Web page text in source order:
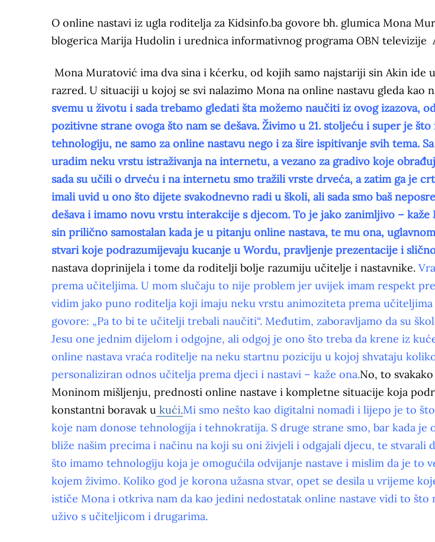
O online nastavi iz ugla roditelja za Kidsinfo.ba govore bh. glumica Mona
blogerica Marija Hudolin i urednica informativnog programa OBN televizije
Mona Muratović ima dva sina i kćerku, od kojih samo najstariji sin Akin ide
razred. U situaciji u kojoj se svi nalazimo Mona na online nastavu gleda kao
svemu u životu i sada trebamo gledati šta možemo naučiti iz ovog izazova,
pozitivne strane ovoga što nam se dešava. Živimo u 21. stoljeću i super je što
tehnologiju, ne samo za online nastavu nego i za šire ispitivanje svih tema.
uradim neku vrstu istraživanja na internetu, a vezano za gradivo koje
sada su učili o drveću i na internetu smo tražili vrste drveća, a zatim ga je
imali uvid u ono što dijete svakodnevno radi u školi, ali sada smo baš
dešava i imamo novu vrstu interakcije s djecom. To je jako zanimljivo –
sin prilično samostalan kada je u pitanju online nastava, te mu ona,
stvari koje podrazumijevaju kucanje u Wordu, pravljenje prezentacije i
nastava doprinijela i tome da roditelji bolje razumiju učitelje i nastavnike.
prema učiteljima. U mom slučaju to nije problem jer uvijek imam respekt
vidim jako puno roditelja koji imaju neku vrstu animoziteta prema učiteljima
govore: „Pa to bi te učitelji trebali naučiti“. Međutim, zaboravljamo da su
Jesu one jednim dijelom i odgojne, ali odgoj je ono što treba da krene iz
online nastava vraća roditelje na neku startnu poziciju u kojoj shvataju
personaliziran odnos učitelja prema djeci i nastavi – kaže ona.No, to
Moninom mišljenju, prednosti online nastave i kompletne situacije koja
konstantni boravak u kući.Mi smo nešto kao digitalni nomadi i lijepo je to
koje nam donose tehnologija i tehnokratija. S druge strane smo, bar kada
bliže našim precima i načinu na koji su oni živjeli i odgajali djecu, te stvarali
što imamo tehnologiju koja je omogućila odvijanje nastave i mislim da je to
kojem živimo. Koliko god je korona užasna stvar, opet se desila u vrijeme
ističe Mona i otkriva nam da kao jedini nedostatak online nastave vidi to što
uživo s učiteljicom i drugarima.